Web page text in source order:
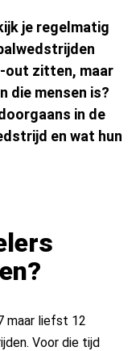
je regelmatig
out zitten, maar
die mensen is?
in de
en wat hun
maar liefst 12
Voor die tijd